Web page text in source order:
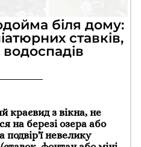
біля дому:
ставків,
водоспадів
краєвид з вікна, не
на березі озера або
подвір'ї невелику